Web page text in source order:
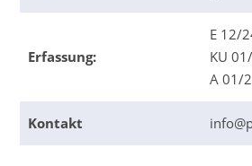
Erfassung:
E 12/
KU
A 01/
Kontakt